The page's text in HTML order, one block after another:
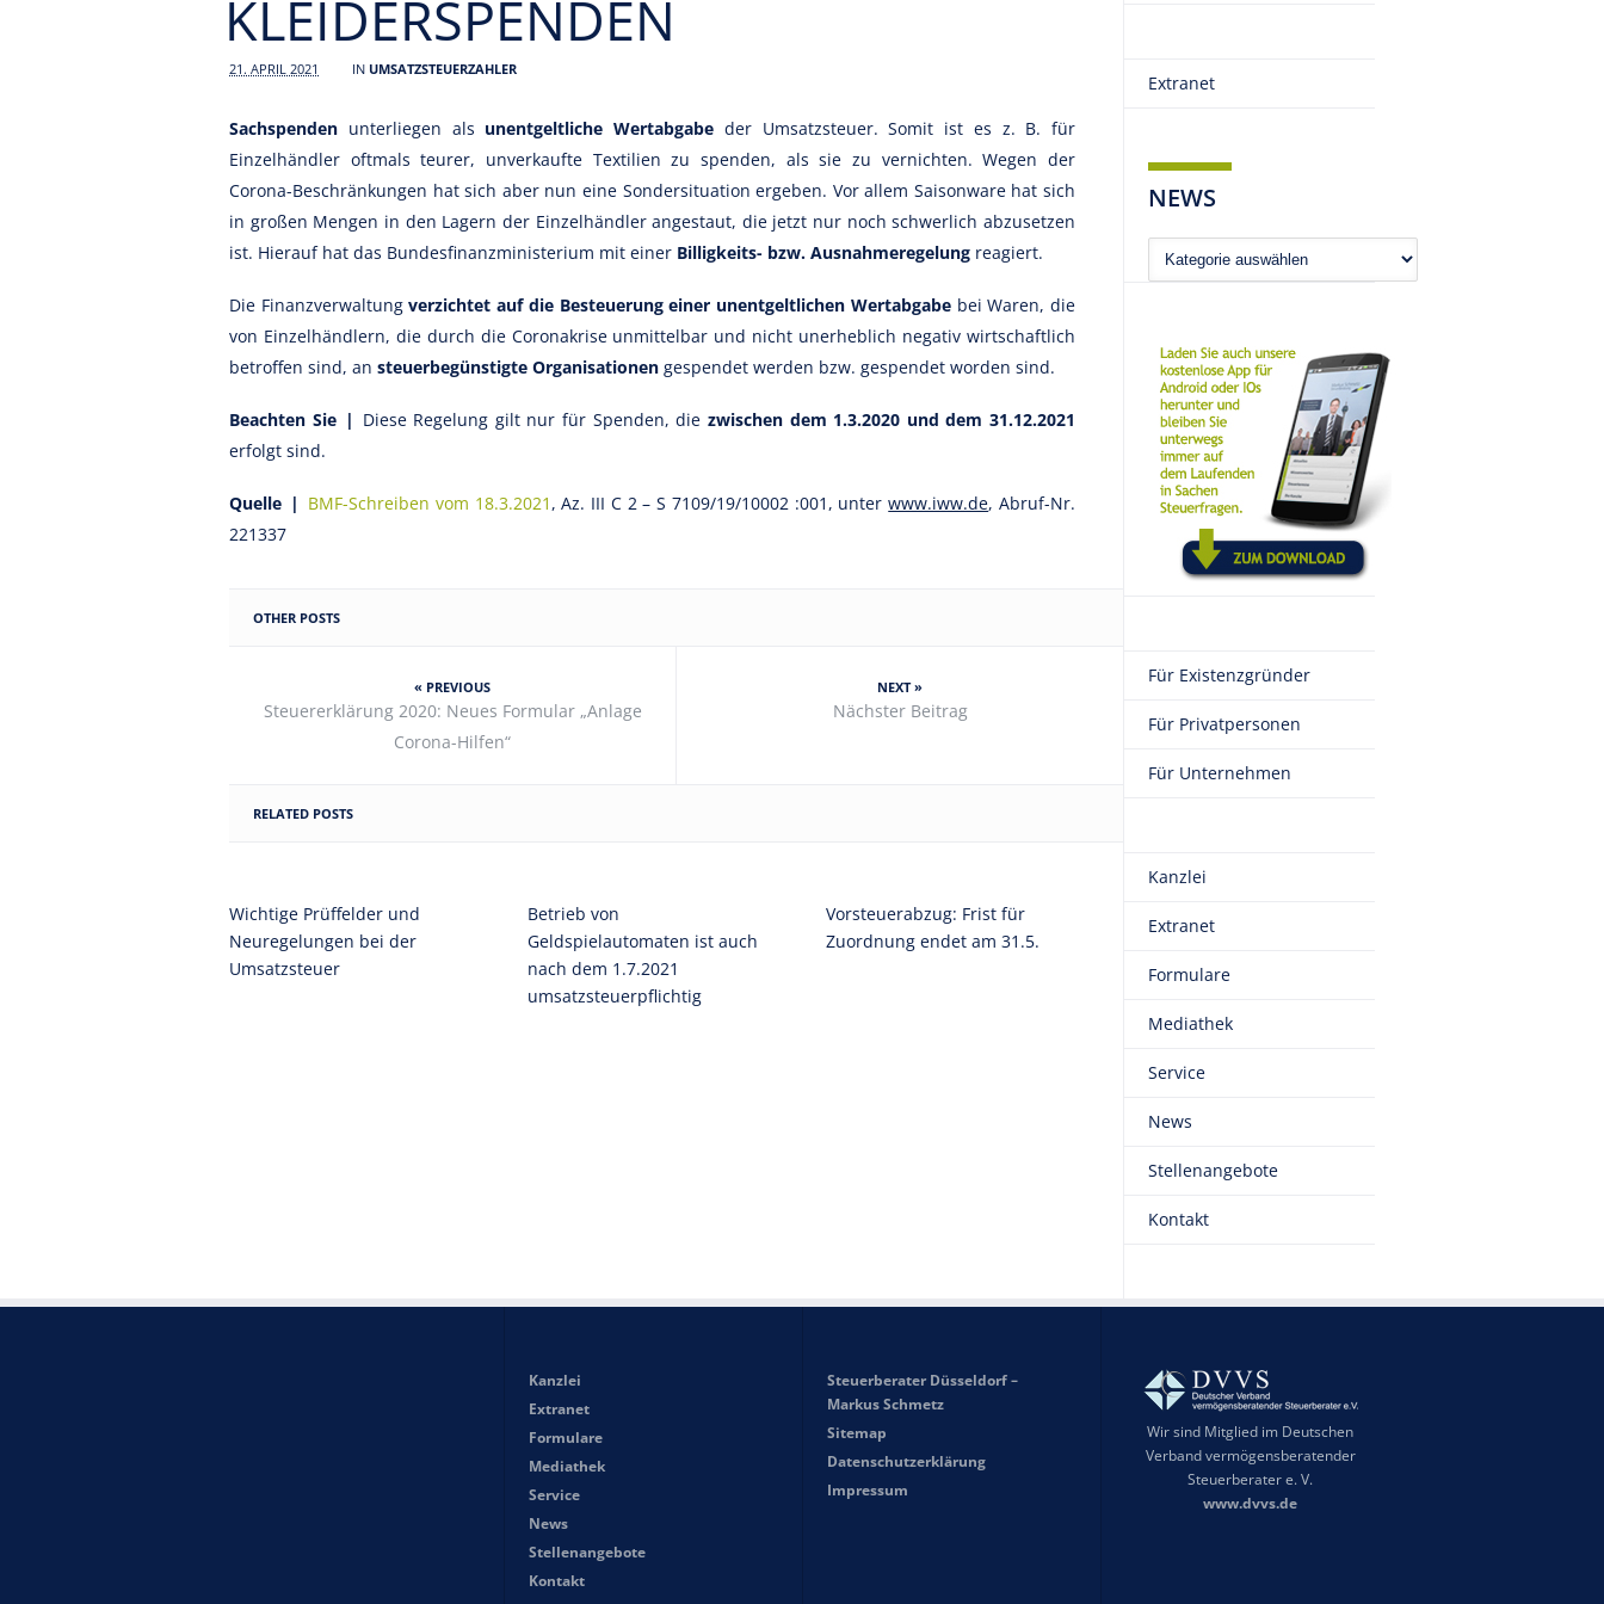
KLEIDERSPENDEN
21. APRIL 2021 IN UMSATZSTEUERZAHLER
Sachspenden unterliegen als unentgeltliche Wertabgabe der Umsatzsteuer. Somit ist es z. B. für
Einzelhändler oftmals teurer, unverkaufte Textilien zu spenden, als sie zu vernichten. Wegen der
Corona-Beschränkungen hat sich aber nun eine Sondersituation ergeben. Vor allem Saisonware hat sich
in großen Mengen in den Lagern der Einzelhändler angestaut, die jetzt nur noch schwerlich abzusetzen
ist. Hierauf hat das Bundesfinanzministerium mit einer Billigkeits- bzw. Ausnahmeregelung reagiert.
Die Finanzverwaltungverzichtet auf die Besteuerung einer unentgeltlichen Wertabgabebei Waren, die
von Einzelhändlern, die durch die Coronakrise unmittelbar und nicht unerheblich negativ wirtschaftlich
betroffen sind, an steuerbegünstigte Organisationen gespendet werden bzw. gespendet worden sind.
Beachten Sie | Diese Regelung gilt nur für Spenden, die zwischen dem 1.3.2020 und dem 31.12.2021
erfolgt sind.
Quelle | BMF-Schreiben vom 18.3.2021 , Az. III C 2 – S 7109/19/10002 :001, unterwww.iww.de, Abruf-Nr.
221337
OTHER POSTS
« PREVIOUS
Steuererklärung 2020: Neues Formular „Anlage
Corona-Hilfen“
NEXT »
Nächster Beitrag
RELATED POSTS
Wichtige Prüffelder und
Neuregelungen bei der
Umsatzsteuer
Betrieb von
Geldspielautomaten ist auch
nach dem 1.7.2021
umsatzsteuerpflichtig
Vorsteuerabzug: Frist für
Zuordnung endet am 31.5.
Extranet
NEWS
News
Für Existenzgründer
Für Privatpersonen
Für Unternehmen
Kanzlei
Extranet
Formulare
Mediathek
Service
News
Stellenangebote
Kontakt
Kanzlei
Extranet
Formulare
Mediathek
Service
News
Stellenangebote
Kontakt
Steuerberater Düsseldorf –
Markus Schmetz
Sitemap
Datenschutzerklärung
Impressum
Wir sind Mitglied im Deutschen
Verband vermögensberatender
Steuerberater e. V.
www.dvvs.de